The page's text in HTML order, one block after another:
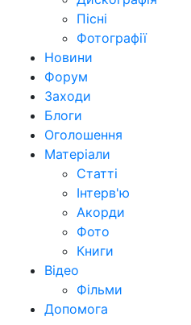
Пісні
Фотографії
Новини
Форум
Заходи
Блоги
Оголошення
Матеріали
Статті
Інтерв'ю
Акорди
Фото
Книги
Відео
Фільми
Допомога